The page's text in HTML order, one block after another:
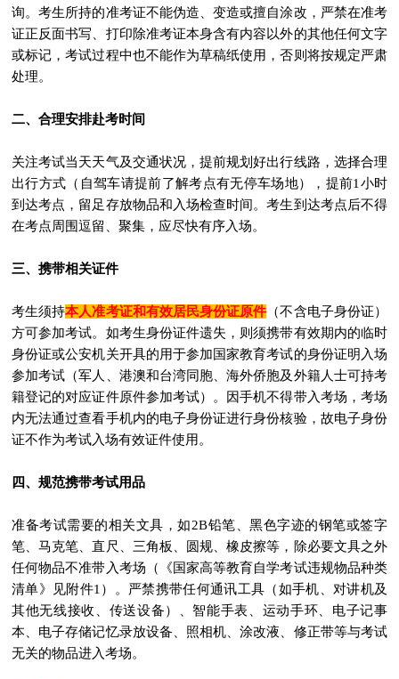
询。考生所持的准考证不能伪造、变造或擅自涂改，严禁在准考
证正反面书写、打印除准考证本身含有内容以外的其他任何文字
或标记，考试过程中也不能作为草稿纸使用，否则将按规定严肃
处理。
二、合理安排赴考时间
关注考试当天天气及交通状况，提前规划好出行线路，选择合理
出行方式（自驾车请提前了解考点有无停车场地），提前1小时
到达考点，留足存放物品和入场检查时间。考生到达考点后不得
在考点周围逗留、聚集，应尽快有序入场。
三、携带相关证件
考生须持本人准考证和有效居民身份证原件（不含电子身份证）
方可参加考试。如考生身份证件遗失，则须携带有效期内的临时
身份证或公安机关开具的用于参加国家教育考试的身份证明入场
参加考试（军人、港澳和台湾同胞、海外侨胞及外籍人士可持考
籍登记的对应证件原件参加考试）。因手机不得带入考场，考场
内无法通过查看手机内的电子身份证进行身份核验，故电子身份
证不作为考试入场有效证件使用。
四、规范携带考试用品
准备考试需要的相关文具，如2B铅笔、黑色字迹的钢笔或签字
笔、马克笔、直尺、三角板、圆规、橡皮擦等，除必要文具之外
任何物品不准带入考场（《国家高等教育自学考试违规物品种类
清单》见附件1）。严禁携带任何通讯工具（如手机、对讲机及
其他无线接收、传送设备）、智能手表、运动手环、电子记事
本、电子存储记忆录放设备、照相机、涂改液、修正带等与考试
无关的物品进入考场。